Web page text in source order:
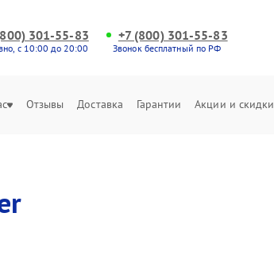
301-55-83
с 10:00 до 20:00
+7 (800) 301-55-83
Звонок бесплатный по РФ
Отзывы Доставка Гарантии Акции и скидки